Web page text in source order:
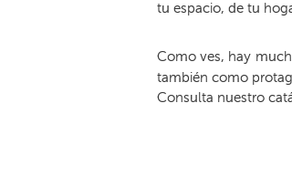
tu espacio, de tu
Como ves, hay
también como
Consulta nuestro